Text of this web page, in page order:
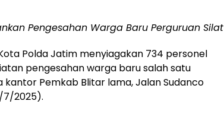
Pengesahan Warga Baru Perguruan Silat
Polda Jatim menyiagakan 734 personel
pengesahan warga baru salah satu
kantor Pemkab Blitar lama, Jalan Sudanco
7/2025).